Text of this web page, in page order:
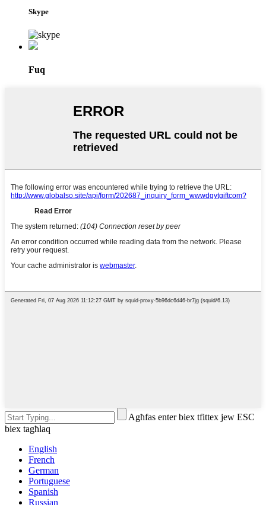
Skype
Fuq
Agħfas enter biex tfittex jew ESC
biex tagħlaq
English
French
German
Portuguese
Spanish
Russian